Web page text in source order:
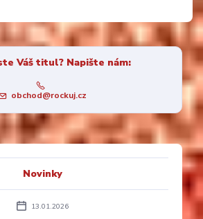
Váš titul? Napište nám:
obchod@rockuj.cz
Novinky
13.01.2026